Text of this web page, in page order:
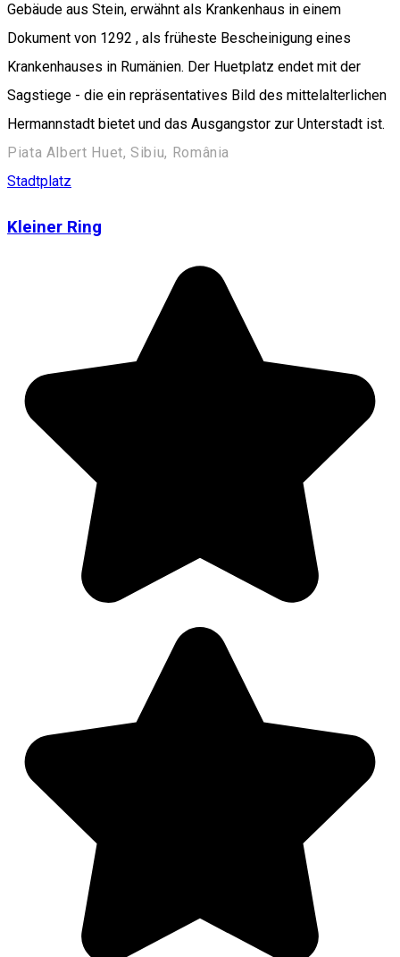
Gebäude aus Stein, erwähnt als Krankenhaus in einem
Dokument von 1292 , als früheste Bescheinigung eines
Krankenhauses in Rumänien. Der Huetplatz endet mit der
Sagstiege - die ein repräsentatives Bild des mittelalterlichen
Hermannstadt bietet und das Ausgangstor zur Unterstadt ist.
Piata Albert Huet, Sibiu, România
Stadtplatz
Kleiner Ring